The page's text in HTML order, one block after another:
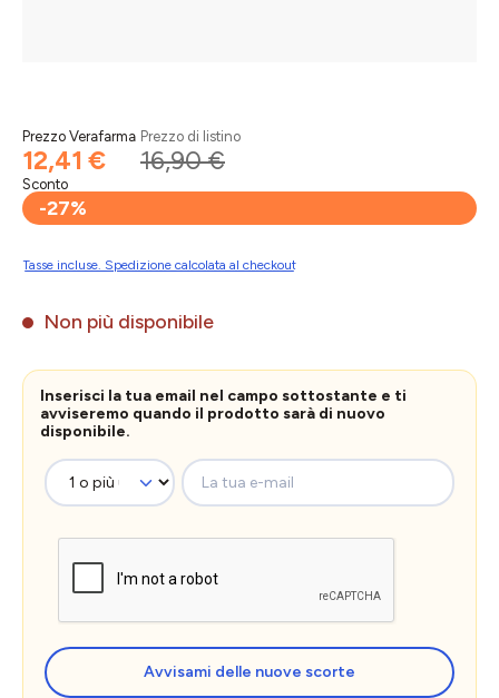
Prezzo Verafarma
12,41 €
Prezzo di listino
16,90 €
Sconto
-27%
Tasse incluse. Spedizione calcolata al checkout
Non più disponibile
Inserisci la tua email nel campo sottostante e ti
avviseremo quando il prodotto sarà di nuovo
disponibile.
La tua e-mail
Avvisami delle nuove scorte